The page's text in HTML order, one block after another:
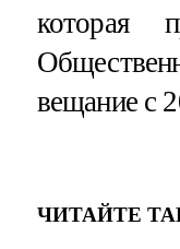
которая
вещание с
ЧИТАЙТЕ